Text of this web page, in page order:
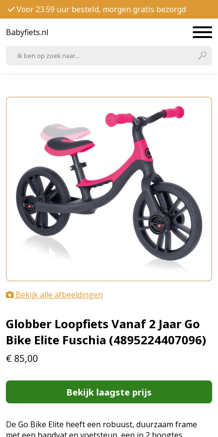
Voor 23.59 uur besteld, morgen gratis bezorgd
Babyfiets.nl
Bekijk alle afbeeldingen
Globber Loopfiets Vanaf 2 Jaar Go
Bike Elite Fuschia (4895224407096)
€ 85,00
Bekijk laagste prijs
De Go Bike Elite heeft een robuust, duurzaam frame